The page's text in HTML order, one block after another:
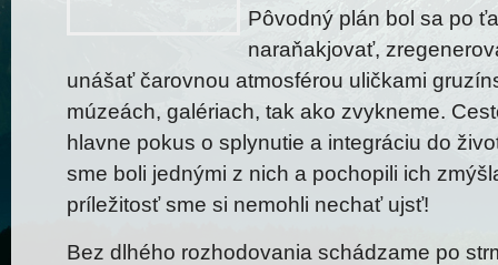
Pôvodný plán bol sa po
naraňakjovať,
unášať čarovnou atmosférou uličkami
múzeách, galériach, tak ako zvykneme.
hlavne pokus o splynutie a integráciu do
sme boli jednými z nich a pochopili ich
príležitosť sme si nemohli nechať ujsť!
Bez dlhého rozhodovania schádzame po